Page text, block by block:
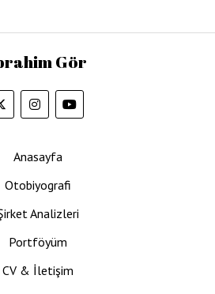
Gör
Anasayfa
Otobiyografi
Analizleri
Portföyüm
CV & İletişim